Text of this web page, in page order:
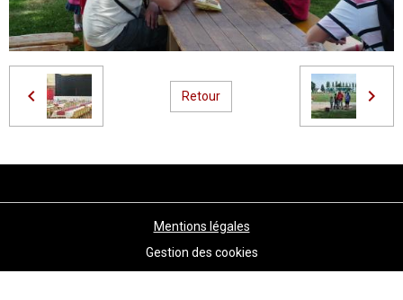
Retour
Mentions légales
Gestion des cookies